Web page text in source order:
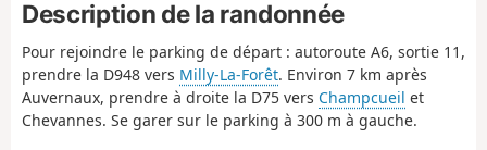
Description de la randonnée
Pour rejoindre le parking de départ : autoroute A6, sortie 11,
prendre la D948 vers Milly-La-Forêt. Environ 7 km après
Auvernaux, prendre à droite la D75 vers Champcueil et
Chevannes. Se garer sur le parking à 300 m à gauche.